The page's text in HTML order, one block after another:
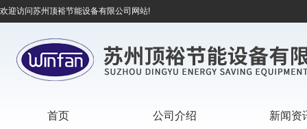
欢迎访问苏州顶裕节能设备有限公司网站!
首页 公司介绍 新闻资